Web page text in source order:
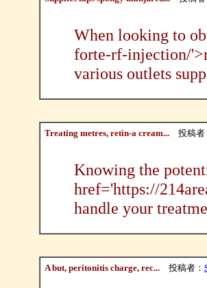
When looking to
forte-rf-injection/
various outlets
Treating metres, retin-a cream...投稿者
Knowing the
href='https://
handle your
A but, peritonitis charge, rec...投稿者：